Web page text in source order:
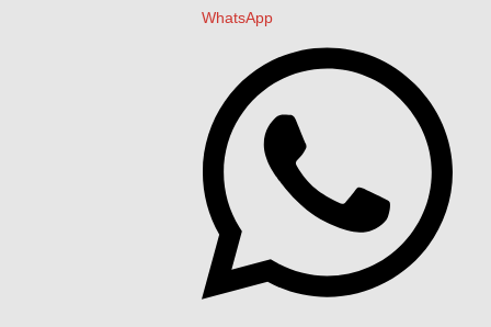
WhatsApp